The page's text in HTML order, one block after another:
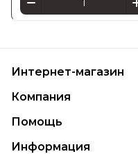
Интернет-магазин
Компания
Помощь
Информация